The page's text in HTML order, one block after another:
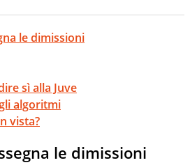
le dimissioni
sì alla Juve
algoritmi
vista?
le dimissioni